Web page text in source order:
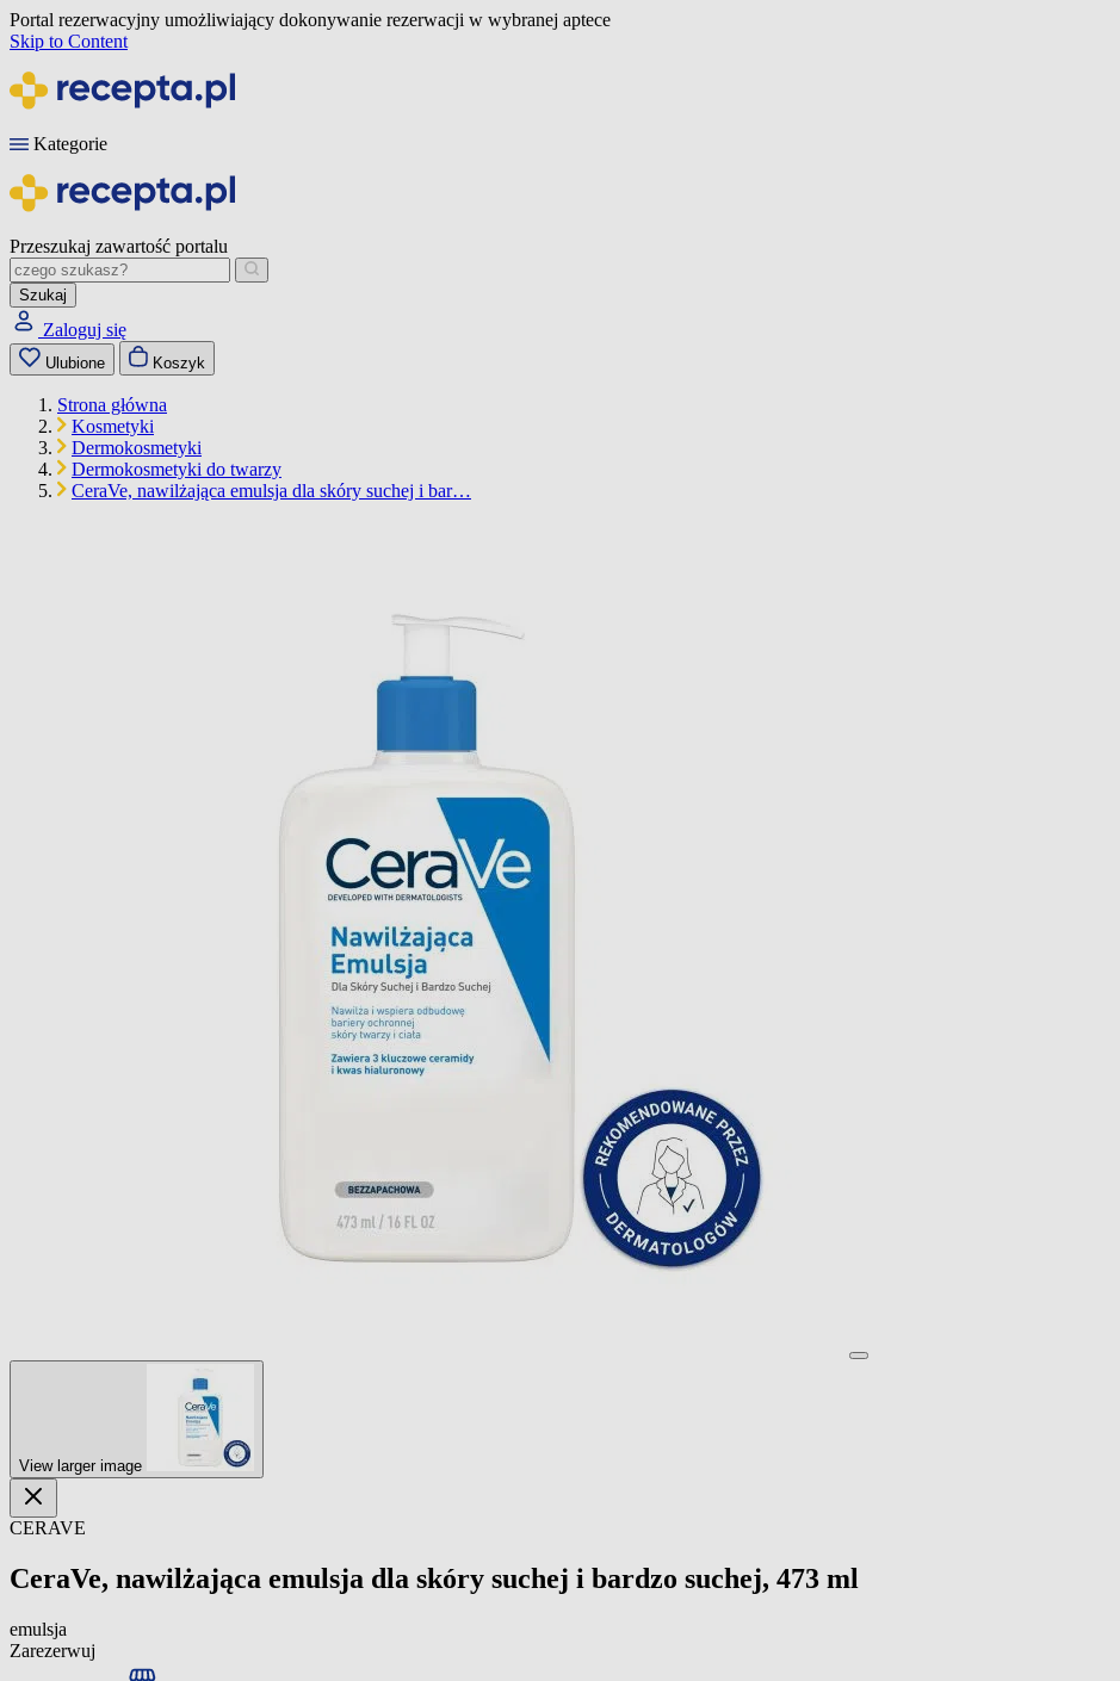
Portal rezerwacyjny umożliwiający dokonywanie rezerwacji w wybranej aptece
Skip to Content
Kategorie
Przeszukaj zawartość portalu
Szukaj
Zaloguj się
Ulubione Koszyk
Strona główna
Kosmetyki
Dermokosmetyki
Dermokosmetyki do twarzy
CeraVe, nawilżająca emulsja dla skóry suchej i bar…
View larger image
CERAVE
CeraVe, nawilżająca emulsja dla skóry suchej i bardzo suchej, 473 ml
emulsja
Zarezerwuj